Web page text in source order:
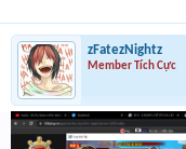
zFatezNightz
Member Tích Cực